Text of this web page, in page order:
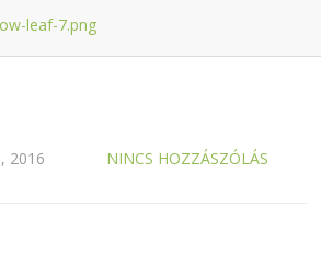
leaf-7.png
2016 NINCS HOZZÁSZÓLÁS